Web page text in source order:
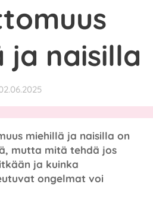
ja naisilla
miehillä ja naisilla on
mutta mitä tehdä jos
ja kuinka
ongelmat voi